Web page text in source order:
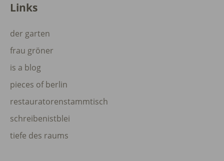
Links
der garten
frau gröner
is a blog
pieces of berlin
restauratorenstammtisch
schreibenistblei
tiefe des raums